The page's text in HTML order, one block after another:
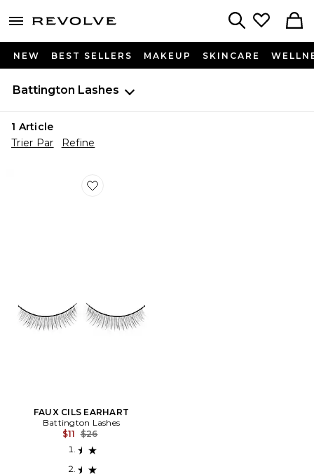
menu - shows more content
NEW BEST SELLERS MAKEUP SKINCARE
Battington Lashes
1 Article
Trier Par
Refine
Favorite FAUX CILS EARHART
FAUX CILS EARHART
Battington Lashes
$11 Previous price:
$26